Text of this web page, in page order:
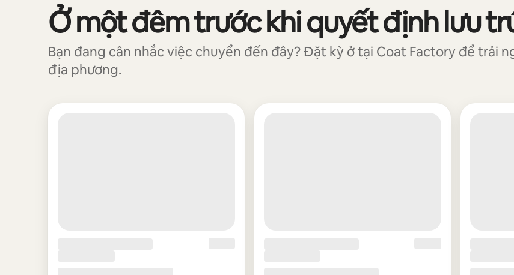
Ở một đêm trước khi quyết định lưu
Bạn đang cân nhắc việc chuyển đến đây? Đặt kỳ ở tại Coat Factory để trải
địa phương.
Đang hiển thị 0/0 mục